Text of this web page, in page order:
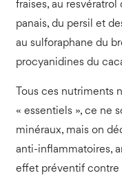
fraises, au resvératrol
panais, du persil et
au sulforaphane du
procyanidines du
Tous ces nutriments
« essentiels », ce ne
minéraux, mais on
anti-inflammatoires,
effet préventif contre